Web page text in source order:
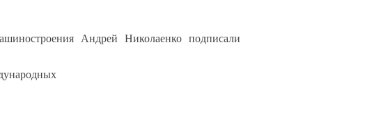
Андрей Николаенко подписали